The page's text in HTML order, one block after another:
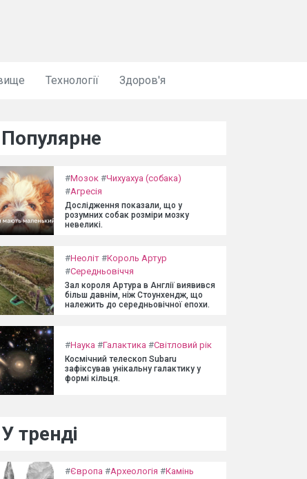
Технології Здоров'я
Популярне
#Мозок #Чихуахуа (собака)
#Агресія
Дослідження показали, що у
розумних собак розміри мозку
невеликі.
#Неоліт #Король Артур
#Середньовіччя
Зал короля Артура в Англії виявився
більш давнім, ніж Стоунхендж, що
належить до середньовічної епохи.
#Наука #Галактика #Світловий рік
Космічний телескоп Subaru
зафіксував унікальну галактику у
формі кільця.
У тренді
#Європа #Археологія #Камінь